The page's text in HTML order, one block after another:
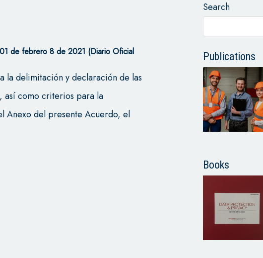
de febrero 8 de 2021 (Diario Oficial
la delimitación y declaración de las
así como criterios para la
Anexo del presente Acuerdo, el
Search
Publications
Books